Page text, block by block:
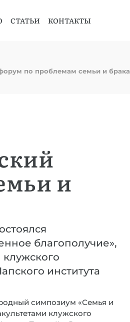
СТАТЬИ КОНТАКТЫ
по проблемам семьи и брака
и
благополучие»,
института
симпозиум «Семья и
клужского